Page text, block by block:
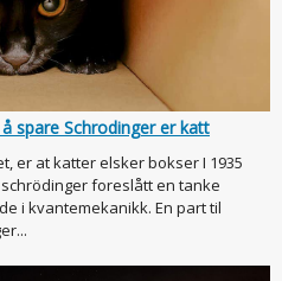
spare Schrodinger er katt
er at katter elsker bokser I 1935
foreslått en tanke
i kvantemekanikk. En part til